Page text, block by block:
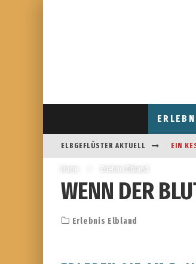
ELBGEFLÜSTER AKTUELL EIN
DAS
Home Erlebnis Elbland
WENN DER
Erlebnis Elbland